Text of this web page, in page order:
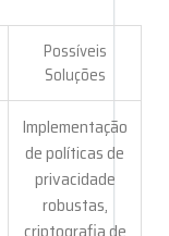
Possíveis
Soluções
Implementação
de políticas de
privacidade
robustas,